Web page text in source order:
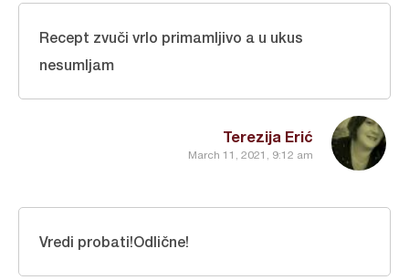
Terezija Erić
March 11, 2021, 9:12 am
Recept zvuči vrlo primamljivo a u ukus
nesumljam
Vredi probati!Odlične!